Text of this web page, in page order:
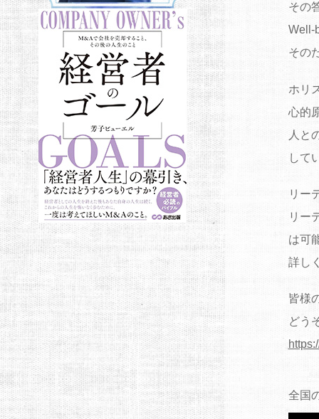
その
Well-
その
ホリ
心的
人と
して
リー
リー
は可
詳し
皆様
どう
全国